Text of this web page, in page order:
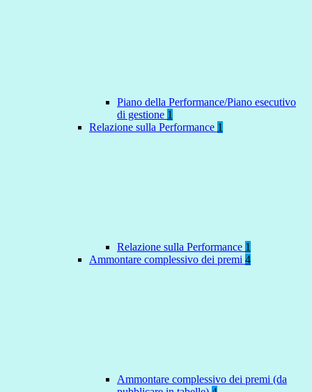
Piano della Performance/Piano esecutivo
di gestione 1
Relazione sulla Performance 1
Relazione sulla Performance 1
Ammontare complessivo dei premi 4
Ammontare complessivo dei premi (da